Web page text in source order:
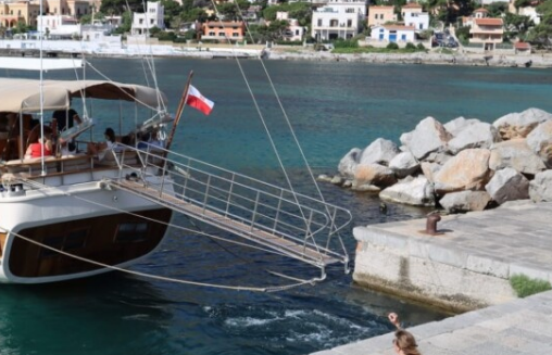
EGADI
E CONDIZIONI